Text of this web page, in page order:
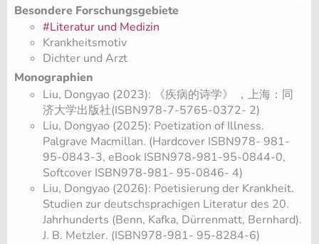
Besondere Forschungsgebiete
#Literatur und Medizin
Krankheitsmotiv
Dichter und Arzt
Monographien
Liu, Dongyao (2023): 《疾病的诗学》 ，上海：同
济大学出版社(ISBN978-7-5765-0372- 2)
Liu, Dongyao (2025): Poetization of Illness.
Palgrave Macmillan. (Hardcover ISBN978- 981-
95-0843-3, eBook ISBN978-981-95-0844-0,
Softcover ISBN978-981- 95-0846- 4)
Liu, Dongyao (2026): Poetisierung der Krankheit.
Studien zur deutschsprachigen Literatur des 20.
Jahrhunderts (Benn, Kafka, Dürrenmatt, Bernhard).
J. B. Metzler. (ISBN978-981- 95-8284-6)